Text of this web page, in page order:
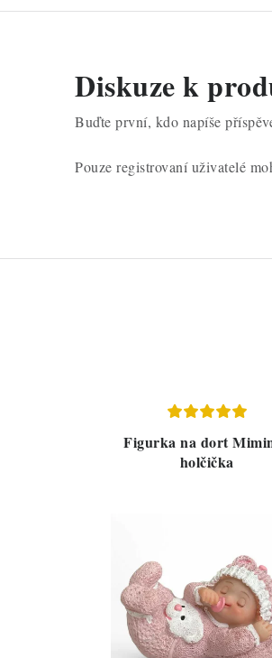
c
n
í
Diskuze k
Buďte první, kdo napíše
Pouze registrovaní uživatelé
Figurka na dort
holčička